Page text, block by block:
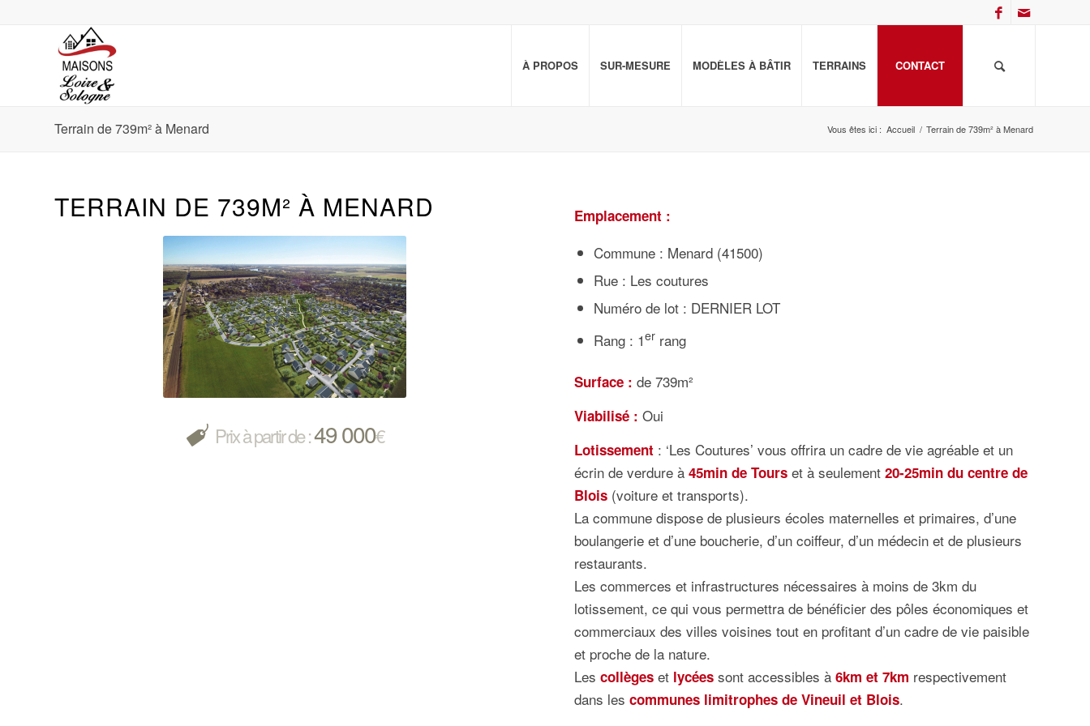
À PROPOS SUR-MESURE MODÈLES À BÂTIR TERRAINS CONTACT
Terrain de 739m² à Menard Vous êtes ici : Accueil / Terrain de 739m² à Menard
TERRAIN DE 739M² À MENARD
Prix à partir de :49 000€
Emplacement :
Commune : Menard (41500)
Rue : Les coutures
Numéro de lot : DERNIER LOT
Rang : 1er rang
Surface : de 739m²
Viabilisé : Oui
Lotissement : ‘Les Coutures’ vous offrira un cadre de vie agréable et un
écrin de verdure à45min de Tours et à seulement20-25min du centre de
Blois (voiture et transports).
La commune dispose de plusieurs écoles maternelles et primaires, d’une
boulangerie et d’une boucherie, d’un coiffeur, d’un médecin et de plusieurs
restaurants.
Les commerces et infrastructures nécessaires à moins de 3km du
lotissement, ce qui vous permettra de bénéficier des pôles économiques et
commerciaux des villes voisines tout en profitant d’un cadre de vie paisible
et proche de la nature.
Lescollèges et lycées sont accessibles à6km et 7km respectivement
dans lescommunes limitrophes de Vineuil et Blois.